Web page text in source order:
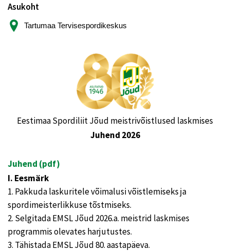
Asukoht
Tartumaa Tervisespordikeskus
Eestimaa Spordiliit Jõud meistrivõistlused laskmises
Juhend 2026
Juhend (pdf)
I. Eesmärk
1. Pakkuda laskuritele võimalusi võistlemiseks ja
spordimeisterlikkuse tõstmiseks.
2. Selgitada EMSL Jõud 2026.a. meistrid laskmises
programmis olevates harjutustes.
3. Tähistada EMSL Jõud 80. aastapäeva.